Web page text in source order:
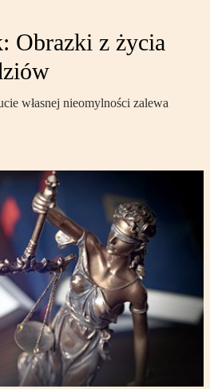
Obrazki z życia
własnej nieomylności zalewa